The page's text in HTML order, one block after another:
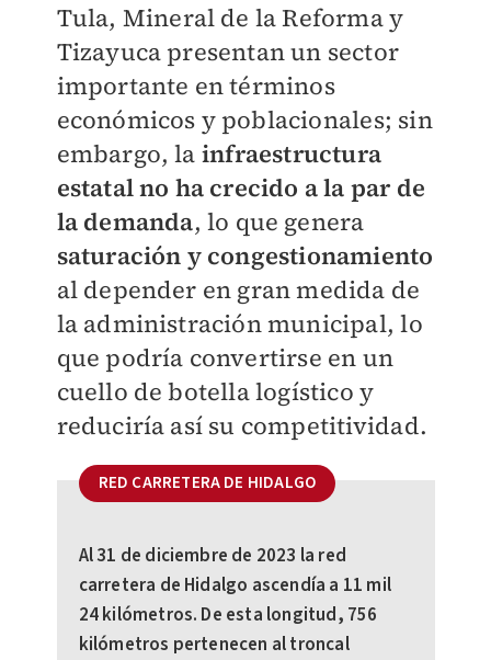
Tula, Mineral de la Reforma y
Tizayuca presentan un sector
importante en términos
económicos y poblacionales; sin
embargo, la infraestructura
estatal no ha crecido a la par de
la demanda, lo que genera
saturación y congestionamiento
al depender en gran medida de
la administración municipal, lo
que podría convertirse en un
cuello de botella logístico y
reduciría así su competitividad.
RED CARRETERA DE HIDALGO
Al 31 de diciembre de 2023 la red
carretera de Hidalgo ascendía a 11 mil
24 kilómetros. De esta longitud, 756
kilómetros pertenecen al troncal